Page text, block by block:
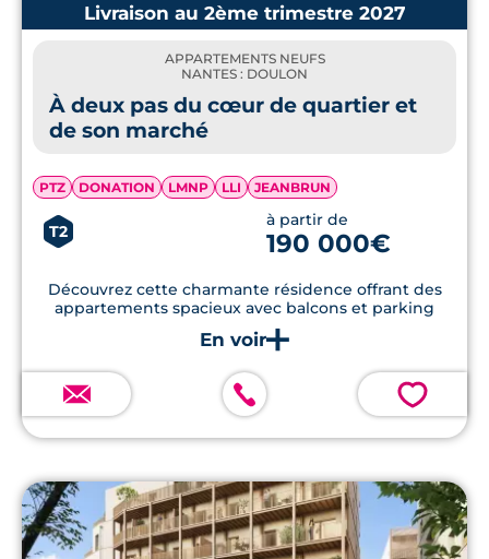
Livraison au 2ème trimestre 2027
APPARTEMENTS NEUFS
NANTES : DOULON
À deux pas du cœur de quartier et
de son marché
PTZ DONATION LMNP LLI JEANBRUN
T2
à partir de
190 000€
Découvrez cette charmante résidence offrant des
appartements spacieux avec balcons et parking
💗